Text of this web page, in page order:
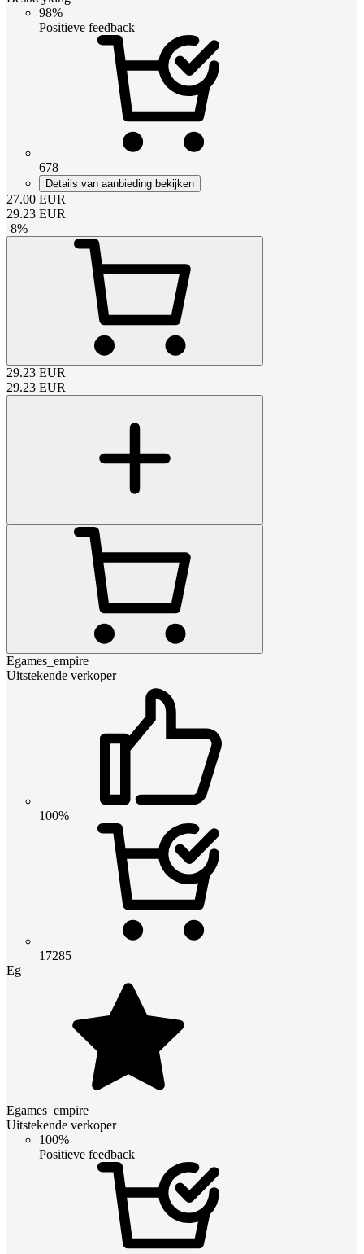
98%
Positieve feedback
678
Details van aanbieding bekijken
27.00 EUR
29.23 EUR
-8%
29.23 EUR
29.23 EUR
Egames_empire
Uitstekende verkoper
100%
17285
Eg
Egames_empire
Uitstekende verkoper
100%
Positieve feedback